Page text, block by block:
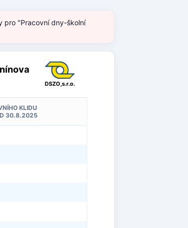
pro "Pracovní dny-školní
DSZO,s.r.o.
KLIDU
30.8.2025